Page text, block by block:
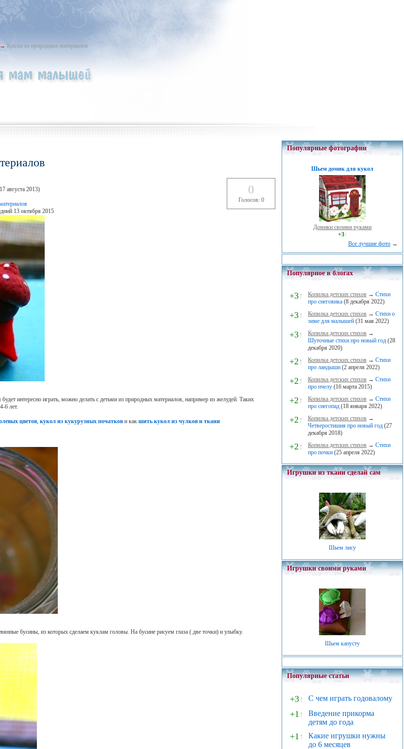
→ Куклы из природных материалов
августа 2013)
13 октября 2015
0
Голосов: 0
интересно играть, можно делать с детьми из природных материалов, например из желудей. Таких
6 лет.
цветов,кукол из кукурузных початков и какшить кукол из чулков и ткани
бусины, из которых сделаем куклам головы. На бусине рисуем глаза ( две точки) и улыбку.
Популярные фотографии
Шьем домик для кукол
Домики своими руками
+3↑
Все лучшие фото →
Популярное в блогах
+3↑ Копилка детских стихов → Стихи
про снеговика (8 декабря 2022)
+3↑ Копилка детских стихов → Стихи о
зиме для малышей (31 мая 2022)
+3↑ Копилка детских стихов →
Шуточные стихи про новый год (28
декабря 2020)
+2↑ Копилка детских стихов → Стихи
про ландыши (2 апреля 2022)
+2↑ Копилка детских стихов → Стихи
про пчелу (16 марта 2015)
+2↑ Копилка детских стихов → Стихи
про снегопад (18 января 2022)
+2↑ Копилка детских стихов →
Четверостишия про новый год (27
декабря 2018)
+2↑ Копилка детских стихов → Стихи
про почки (25 апреля 2022)
Игрушки из ткани сделай сам
Шьем лису
Игрушки своими руками
Шьем капусту
Популярные статьи
+3↑ С чем играть годовалому
+1↑
Введение прикорма
детям до года
+1↑
Какие игрушки нужны
до 6 месяцев